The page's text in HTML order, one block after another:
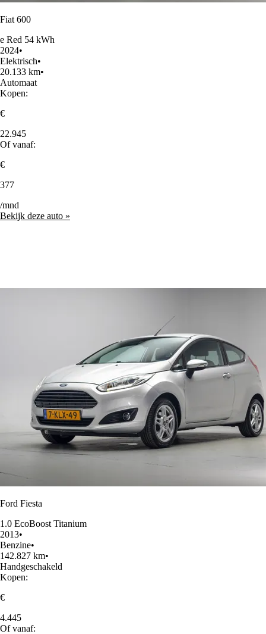
Fiat 600
e Red 54 kWh
2024•
Elektrisch•
20.133 km•
Automaat
Kopen:
€
22.945
Of vanaf:
€
377
/mnd
Bekijk deze auto »
Ford Fiesta
1.0 EcoBoost Titanium
2013•
Benzine•
142.827 km•
Handgeschakeld
Kopen:
€
4.445
Of vanaf: